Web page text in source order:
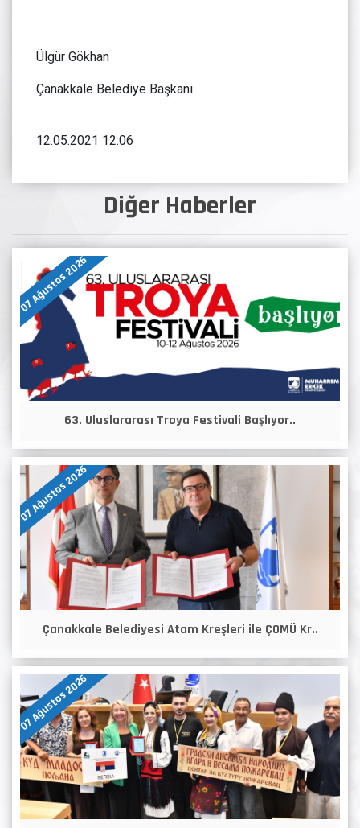
Diğer Haberler
07 Ağustos 2026
63. Uluslararası Troya Festivali Başlıyor..
07 Ağustos 2026
Çanakkale Belediyesi Atam Kreşleri ile ÇOMÜ Kr..
07 Ağustos 2026
Ülgür Gökhan
Çanakkale Belediye Başkanı
12.05.2021 12:06